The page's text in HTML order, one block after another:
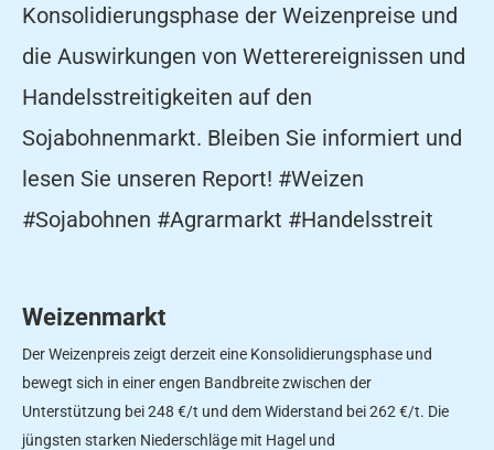
Konsolidierungsphase der Weizenpreise und
die Auswirkungen von Wetterereignissen und
Handelsstreitigkeiten auf den
Sojabohnenmarkt. Bleiben Sie informiert und
lesen Sie unseren Report! #Weizen
#Sojabohnen #Agrarmarkt #Handelsstreit
Weizenmarkt
Der Weizenpreis zeigt derzeit eine Konsolidierungsphase und
bewegt sich in einer engen Bandbreite zwischen der
Unterstützung bei 248 €/t und dem Widerstand bei 262 €/t. Die
jüngsten starken Niederschläge mit Hagel und